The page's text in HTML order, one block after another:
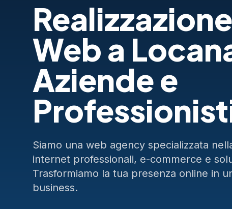
Web a
Aziende e
Siamo una web agency specializzata
internet professionali, e-commerce e
Trasformiamo la tua presenza online in
business.